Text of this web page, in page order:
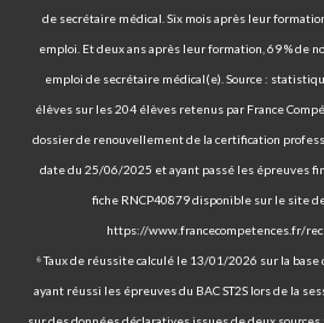
de secrétaire médical. Six mois après leur
emploi. Et deux ans après leur formation, 69 % de
emploi de secrétaire médical(e). Source :
élèves sur les 204 élèves retenus par France
dossier de renouvellement de la certification
date du 25/06/2025 et ayant passé les épreuves
fiche RNCP40879 disponible sur le site
https://www.francecompetences.fr/
⁶ Taux de réussite calculé le 13/01/2026 sur la
ayant réussi les épreuves du BAC ST2S lors de la